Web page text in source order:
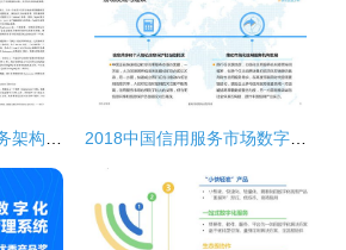
揭秘美团T9大牛微服务架构精髓 神仙级设计模式PDF限时分享，数字内容制作服务的精妙之处 2018中国信用服务市场数字化升级专题分析